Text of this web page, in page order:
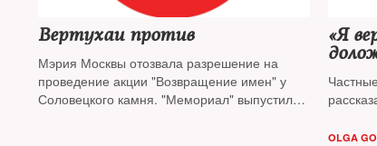
Вертухаи против
Мэрия Москвы отозвала разрешение на
проведение акции "Возвращение имен" у
Соловецкого камня. "Мемориал" выпустил
«Я
OLGA